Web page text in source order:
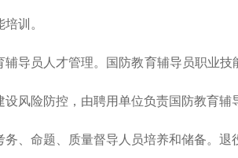
训。
员人才管理。国防教育辅导员职业技
风险防控，由聘用单位负责国防教育辅
命题、质量督导人员培养和储备。退